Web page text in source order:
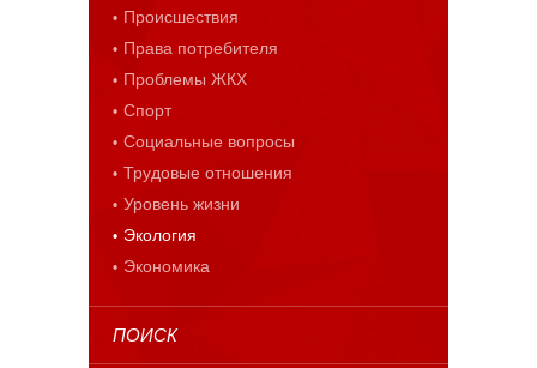
Происшествия
Права потребителя
Проблемы ЖКХ
Спорт
Социальные вопросы
Трудовые отношения
Уровень жизни
Экология
Экономика
ПОИСК